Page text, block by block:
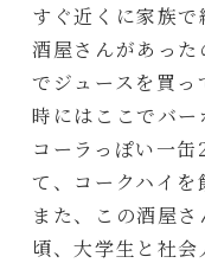
すぐ近くに家族
酒屋さんがあっ
でジュースを買っ
時にはここでバ
コーラっぽい一
て、コークハイを
また、この酒屋
頃、大学生と社